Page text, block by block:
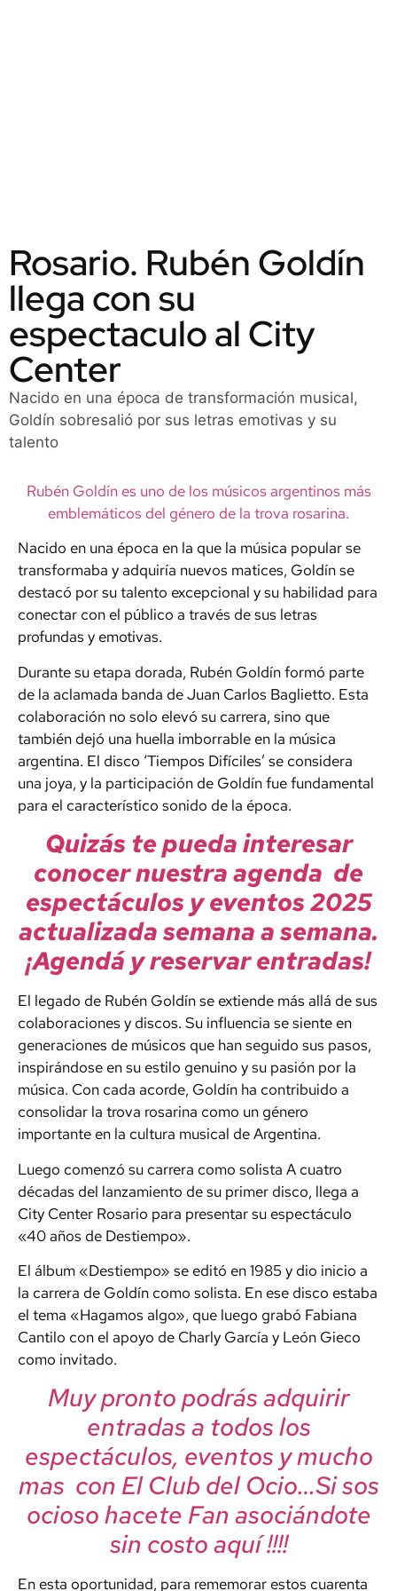
Rosario. Rubén Goldín
llega con su
espectaculo al City
Center
Nacido en una época de transformación musical,
Goldín sobresalió por sus letras emotivas y su
talento
Rubén Goldín es uno de los músicos argentinos más
emblemáticos del género de la trova rosarina.
Nacido en una época en la que la música popular se
transformaba y adquiría nuevos matices, Goldín se
destacó por su talento excepcional y su habilidad para
conectar con el público a través de sus letras
profundas y emotivas.
Durante su etapa dorada, Rubén Goldín formó parte
de la aclamada banda de Juan Carlos Baglietto. Esta
colaboración no solo elevó su carrera, sino que
también dejó una huella imborrable en la música
argentina. El disco ‘Tiempos Difíciles’ se considera
una joya, y la participación de Goldín fue fundamental
para el característico sonido de la época.
Quizás te pueda interesar
conocer nuestra agenda de
espectáculos y eventos 2025
actualizada semana a semana.
¡Agendá y reservar entradas!
El legado de Rubén Goldín se extiende más allá de sus
colaboraciones y discos. Su influencia se siente en
generaciones de músicos que han seguido sus pasos,
inspirándose en su estilo genuino y su pasión por la
música. Con cada acorde, Goldín ha contribuido a
consolidar la trova rosarina como un género
importante en la cultura musical de Argentina.
Luego comenzó su carrera como solista A cuatro
décadas del lanzamiento de su primer disco, llega a
City Center Rosario para presentar su espectáculo
«40 años de Destiempo».
El álbum «Destiempo» se editó en 1985 y dio inicio a
la carrera de Goldín como solista. En ese disco estaba
el tema «Hagamos algo», que luego grabó Fabiana
Cantilo con el apoyo de Charly García y León Gieco
como invitado.
Muy pronto podrás adquirir
entradas a todos los
espectáculos, eventos y mucho
mas con El Club del Ocio…Si sos
ocioso hacete Fan asociándote
sin costo aquí !!!!
En esta oportunidad, para rememorar estos cuarenta